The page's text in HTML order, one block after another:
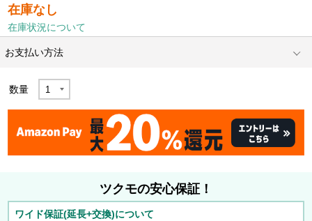
在庫なし
在庫状況について
お支払い方法
数量
ツクモの安心保証！
ワイド保証(延長+交換)について